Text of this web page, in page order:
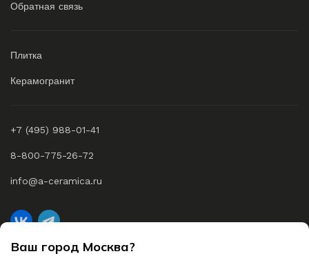
Ваш город Москва?
Обратная связь
Плитка
Керамогранит
+7 (495) 988-01-41
8-800-775-26-72
info@a-ceramica.ru